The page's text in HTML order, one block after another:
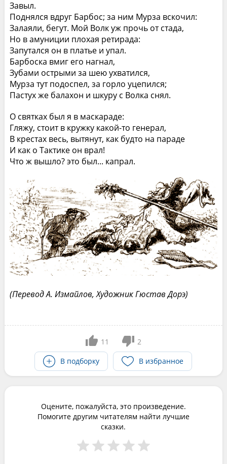
Завыл.
Поднялся вдруг Барбос; за ним Мурза вскочил:
Залаяли, бегут. Мой Волк уж прочь от стада,
Но в амуниции плохая ретирада:
Запутался он в платье и упал.
Барбоска вмиг его нагнал,
Зубами острыми за шею ухватился,
Мурза тут подоспел, за горло уцепился;
Пастух же балахон и шкуру с Волка снял.
О святках был я в маскараде:
Гляжу, стоит в кружку какой-то генерал,
В крестах весь, вытянут, как будто на параде
И как о Тактике он врал!
Что ж вышло? это был... капрал.
(Перевод А. Измайлов, Художник Гюстав Дорэ)
11
2
В подборку
В избранное
Оцените, пожалуйста, это произведение.
Помогите другим читателям найти лучшие
сказки.